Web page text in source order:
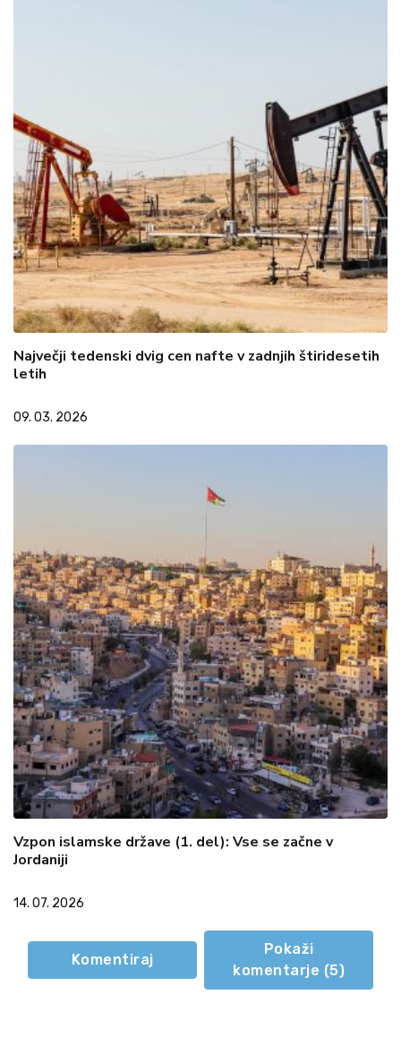
Največji tedenski dvig cen nafte v zadnjih štiridesetih
letih
09. 03. 2026
Vzpon islamske države (1. del): Vse se začne v
Jordaniji
14. 07. 2026
Komentiraj
Pokaži
komentarje (5)